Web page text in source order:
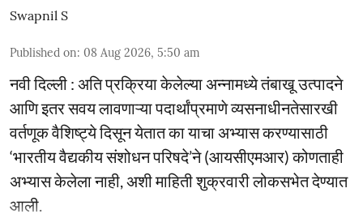
Swapnil S
Published on: 08 Aug 2026, 5:50 am
नवी दिल्ली : अति प्रक्रिया केलेल्या अन्नामध्ये तंबाखू उत्पादने
आणि इतर सवय लावणाऱ्या पदार्थांप्रमाणे व्यसनाधीनतेसारखी
वर्तणूक वैशिष्ट्ये दिसून येतात का याचा अभ्यास करण्यासाठी
‘भारतीय वैद्यकीय संशोधन परिषदे’ने (आयसीएमआर) कोणताही
अभ्यास केलेला नाही, अशी माहिती शुक्रवारी लोकसभेत देण्यात
आली.